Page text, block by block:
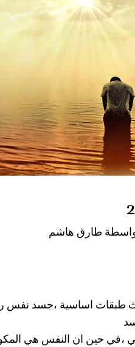
طارق هاشم
طبقات اساسية ،جسد نفس
،في حين ان النفس هي